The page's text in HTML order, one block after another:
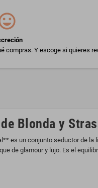
compras. Y escoge si quieres
Blonda y
es un conjunto seductor de
de glamour y lujo. Es el